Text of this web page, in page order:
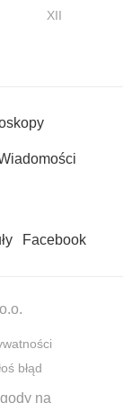
XII
Facebook
błąd
na